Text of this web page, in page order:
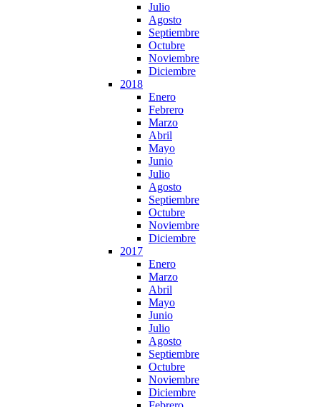
Julio
Agosto
Septiembre
Octubre
Noviembre
Diciembre
2018
Enero
Febrero
Marzo
Abril
Mayo
Junio
Julio
Agosto
Septiembre
Octubre
Noviembre
Diciembre
2017
Enero
Marzo
Abril
Mayo
Junio
Julio
Agosto
Septiembre
Octubre
Noviembre
Diciembre